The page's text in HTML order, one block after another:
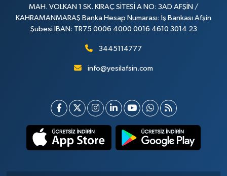
MAH. VOLKAN 1 SK. KIRAÇ SİTESİ A NO: 3AD AFŞİN /
KAHRAMANMARAŞ Banka Hesap Numarası: İş Bankası Afşin
Şubesi IBAN: TR75 0006 4000 0016 4610 3014 23
3445114777
info@yesilafsin.com